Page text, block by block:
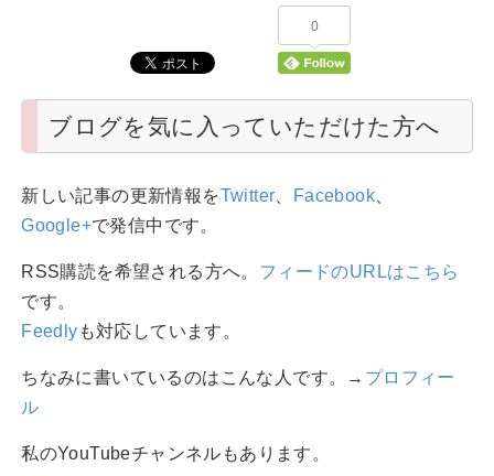
0
ブログを気に入っていただけた方へ
新しい記事の更新情報をTwitter Facebook
Google+で発信中です。
RSS購読を希望される方へ。 フィードのURLはこちら
です。
Feedly も対応しています。
ちなみに書いているのはこんな人です。→ プロフィー
ル
私のYouTubeチャンネルもあります。